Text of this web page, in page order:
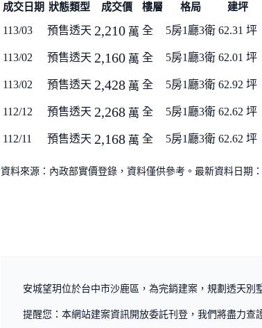
成交日期 狀態類型 成交價 樓層 格局 建坪
113/03 預售透天 2,210 萬 全 5房1廳3衛 62.31 坪
113/02 預售透天 2,160 萬 全 5房1廳3衛 62.01 坪
113/02 預售透天 2,428 萬 全 5房1廳3衛 62.92 坪
112/12 預售透天 2,268 萬 全 5房1廳3衛 62.62 坪
112/11 預售透天 2,168 萬 全 5房1廳3衛 62.62 坪
資料來源：內政部實價登錄，資料僅供參考。最新資料日期：
安城望玥位於台中市沙鹿區，為完銷建案，規劃透天別
提醒您：本網站建案資訊開放委託刊登，我們將盡力查